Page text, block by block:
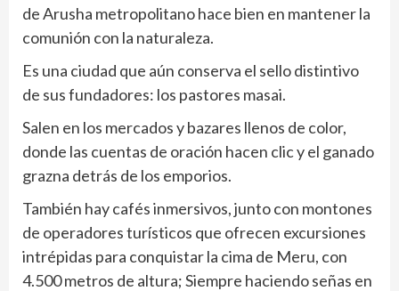
de Arusha metropolitano hace bien en mantener la
comunión con la naturaleza.
Es una ciudad que aún conserva el sello distintivo
de sus fundadores: los pastores masai.
Salen en los mercados y bazares llenos de color,
donde las cuentas de oración hacen clic y el ganado
grazna detrás de los emporios.
También hay cafés inmersivos, junto con montones
de operadores turísticos que ofrecen excursiones
intrépidas para conquistar la cima de Meru, con
4.500 metros de altura; Siempre haciendo señas en